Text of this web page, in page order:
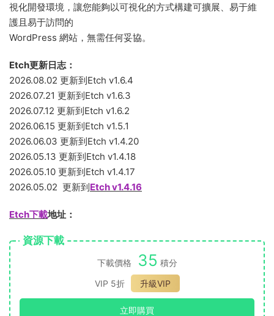
視化開發環境，讓您能夠以可視化的方式構建可擴展、易于維
護且易于訪問的
WordPress 網站，無需任何妥協。
Etch更新日志：
2026.08.02 更新到Etch v1.6.4
2026.07.21 更新到Etch v1.6.3
2026.07.12 更新到Etch v1.6.2
2026.06.15 更新到Etch v1.5.1
2026.06.03 更新到Etch v1.4.20
2026.05.13 更新到Etch v1.4.18
2026.05.10 更新到Etch v1.4.17
2026.05.02 更新到Etch v1.4.16
Etch下載地址：
資源下載
下載價格 35 積分
VIP 5折
升級VIP
立即購買